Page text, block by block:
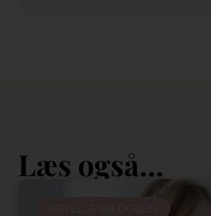
Læs også...